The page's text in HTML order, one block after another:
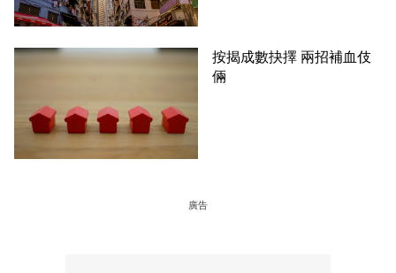
按揭成數抉擇 兩招補血伎
倆
廣告